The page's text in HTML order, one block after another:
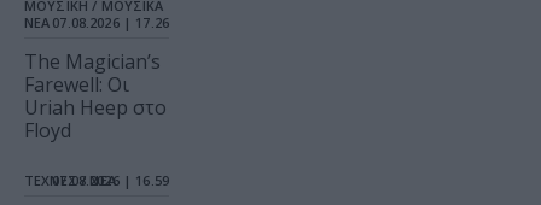
ΜΟΥΣΙΚΗ / ΜΟΥΣΙΚΑ
ΝΕΑ 07.08.2026 | 17.26
The Magician’s
Farewell: Οι
Uriah Heep στο
Floyd
ΤΕΧΝΕΣ / ΝΕΑ
07.08.2026 | 16.59